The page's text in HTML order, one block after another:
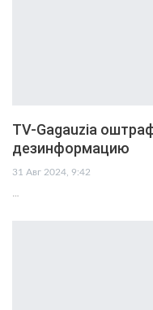
TV-Gagauzia
дезинформацию
31 Авг 2024, 9:42